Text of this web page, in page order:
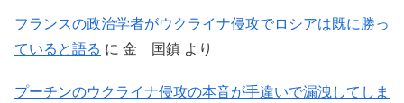
フランスの政治学者がウクライナ侵攻でロシアは既に勝っ
ていると語る に 金 国鎮 より
プーチンのウクライナ侵攻の本音が手違いで漏洩してしま